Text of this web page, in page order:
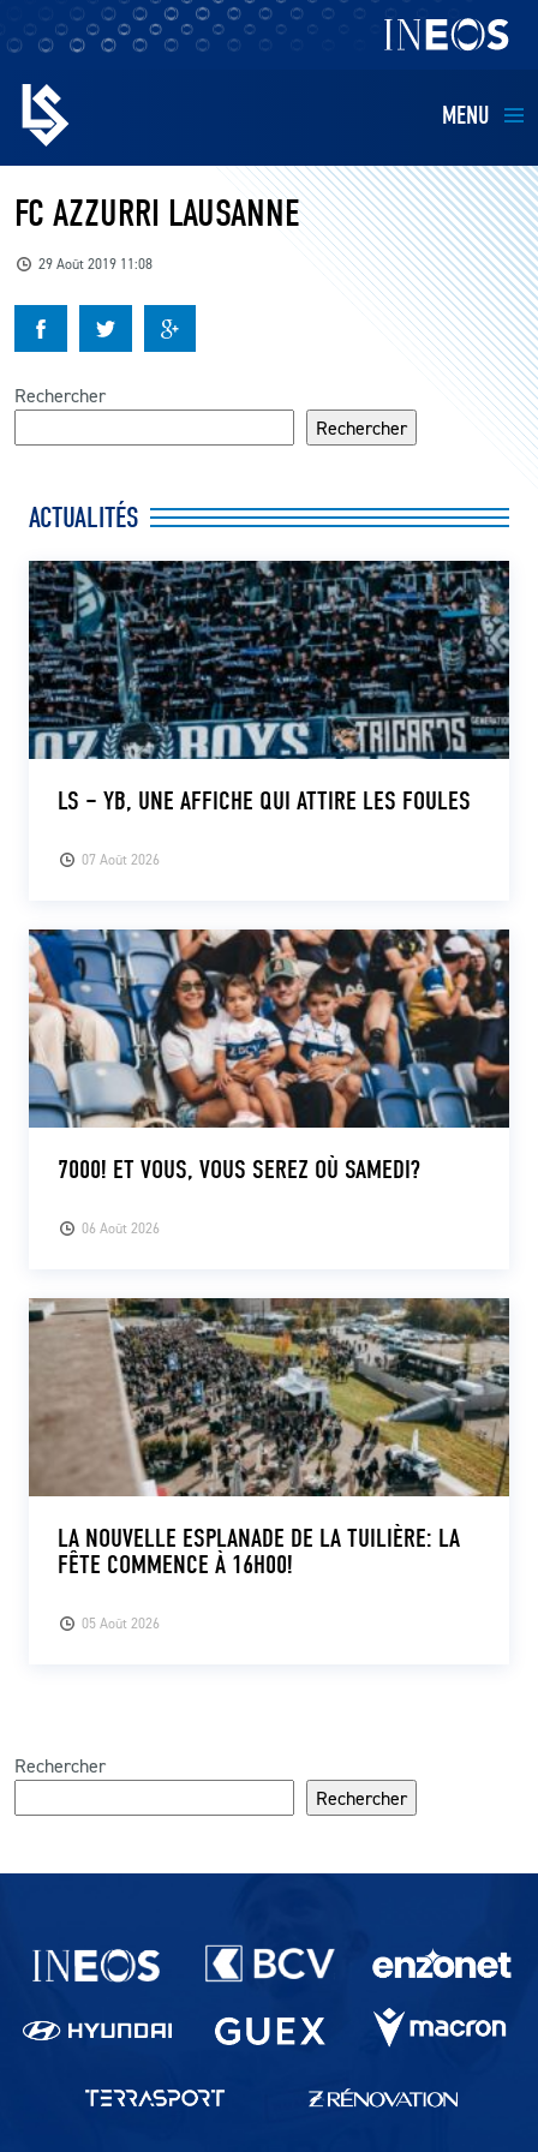
MENU
EQUIPES
BILLETTERIE
FANS
KIDS
RESTAURATION
CLUB
CONTACT
ACTUALITÉS
LS ACADEMY CAMPS
PRESSE ET MEDIAS
FC AZZURRI LAUSANNE
29 Août 2019 11:08
Rechercher
Rechercher
ACTUALITÉS
07 Août 2026
LS – YB, UNE AFFICHE QUI ATTIRE LES FOULES
06 Août 2026
7000! ET VOUS, VOUS SEREZ OÙ SAMEDI?
05 Août 2026
LA NOUVELLE ESPLANADE DE LA TUILIÈRE: LA
FÊTE COMMENCE À 16H00!
Rechercher
Rechercher
Partenaires du lausanne-Sport